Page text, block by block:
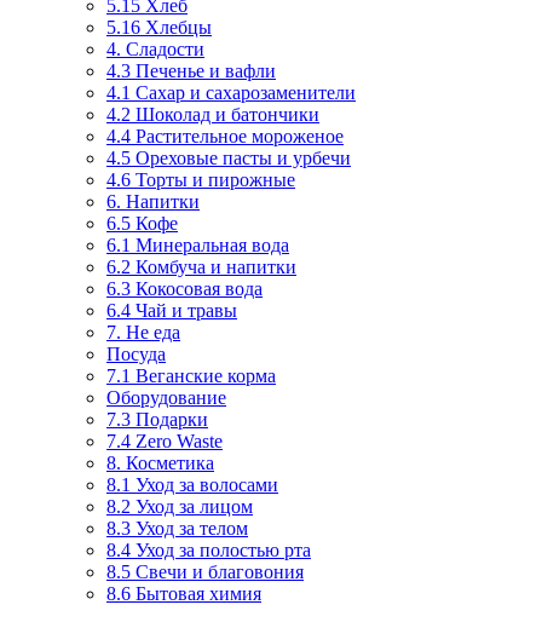
5.15 Хлеб
5.16 Хлебцы
4. Сладости
4.3 Печенье и вафли
4.1 Сахар и сахарозаменители
4.2 Шоколад и батончики
4.4 Растительное мороженое
4.5 Ореховые пасты и урбечи
4.6 Торты и пирожные
6. Напитки
6.5 Кофе
6.1 Минеральная вода
6.2 Комбуча и напитки
6.3 Кокосовая вода
6.4 Чай и травы
7. Не еда
Посуда
7.1 Веганские корма
Оборудование
7.3 Подарки
7.4 Zero Waste
8. Косметика
8.1 Уход за волосами
8.2 Уход за лицом
8.3 Уход за телом
8.4 Уход за полостью рта
8.5 Свечи и благовония
8.6 Бытовая химия